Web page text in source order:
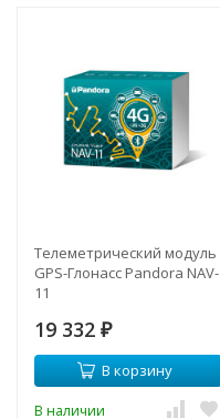
Телеметрический модуль
GPS-Глонасс Pandora NAV-
11
19 332 ₽
В корзину
В наличии